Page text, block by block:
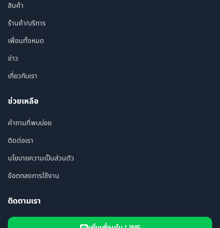
สินค้า
ร้านค้า/บริการ
เพื่อนทั้งหมด
ข่าว
เกี่ยวกับเรา
ช่วยเหลือ
คำถามที่พบบ่อย
ติดต่อเรา
นโยบายความเป็นส่วนตัว
ข้อตกลงการใช้งาน
ติดตามเรา